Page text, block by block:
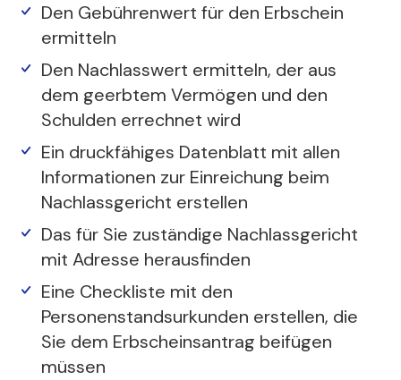
Den Gebührenwert für den Erbschein
ermitteln
Den Nachlasswert ermitteln, der aus
dem geerbtem Vermögen und den
Schulden errechnet wird
Ein druckfähiges Datenblatt mit allen
Informationen zur Einreichung beim
Nachlassgericht erstellen
Das für Sie zuständige Nachlassgericht
mit Adresse herausfinden
Eine Checkliste mit den
Personenstandsurkunden erstellen, die
Sie dem Erbscheinsantrag beifügen
müssen